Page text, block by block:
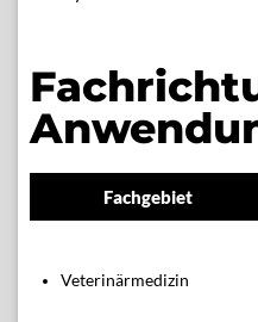
Fachgebiet
Veterinärmedizin